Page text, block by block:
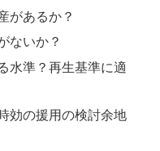
があるか？
ないか？
水準？再生基準に適
効の援用の検討余地